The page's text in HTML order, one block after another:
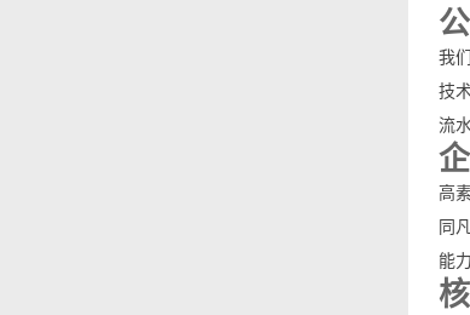
我
技
流
高
同
能力